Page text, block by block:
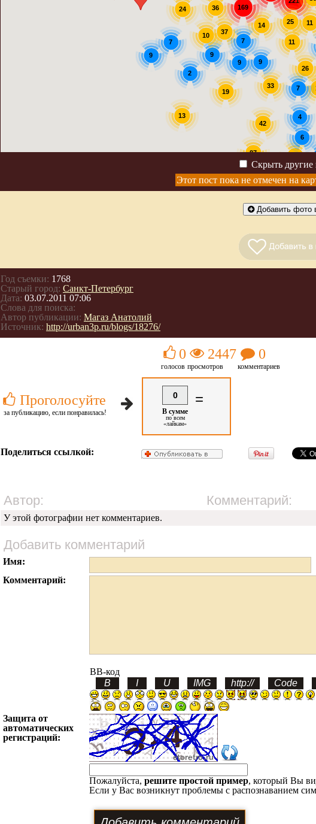
9
24
169
36
11
13
33
37
14
9
7 7
42
25
19
26
9
10
87
2
11
4
9
6
7
Скрыть другие
Этот пост пока не отмечен на
Добавить фото
Год съемки: 1768
Старый город: Санкт-Петербург
Дата: 03.07.2011 07:06
Слова для поиска:
Автор публикации: Магаз Анатолий
Источник: http://urban3p.ru/blogs/18276/
Проголосуйте
за публикацию, если понравилась!
0
голосов
2447
просмотров
0
комментариев
0
В сумме
по всем
«лайкам»
=
Поделиться ссылкой:
Автор: Комментарий:
У этой фотографии нет комментариев.
Добавить комментарий
Имя:
Комментарий:
BB-код
Защита от
автоматических
регистраций:
Пожалуйста, решите простой пример, который Вы
Если у Вас возникнут проблемы с распознаванием